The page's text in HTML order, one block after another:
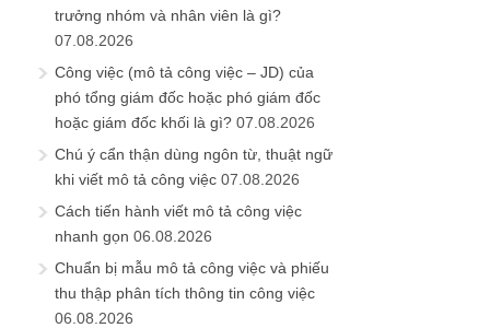
trưởng nhóm và nhân viên là gì?
07.08.2026
Công việc (mô tả công việc – JD) của
phó tổng giám đốc hoặc phó giám đốc
hoặc giám đốc khối là gì? 07.08.2026
Chú ý cẩn thận dùng ngôn từ, thuật ngữ
khi viết mô tả công việc 07.08.2026
Cách tiến hành viết mô tả công việc
nhanh gọn 06.08.2026
Chuẩn bị mẫu mô tả công việc và phiếu
thu thập phân tích thông tin công việc
06.08.2026